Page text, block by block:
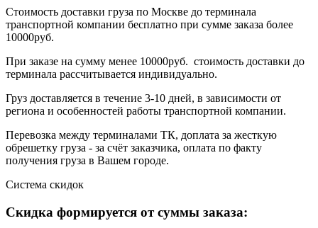
Стоимость доставки груза по Москве до терминала
транспортной компании бесплатно при сумме заказа более
10000руб.
При заказе на сумму менее 10000руб. стоимость доставки до
терминала рассчитывается индивидуально.
Груз доставляется в течение 3-10 дней, в зависимости от
региона и особенностей работы транспортной компании.
Перевозка между терминалами ТК, доплата за жесткую
обрешетку груза - за счёт заказчика, оплата по факту
получения груза в Вашем городе.
Система скидок
Скидка формируется от суммы заказа: